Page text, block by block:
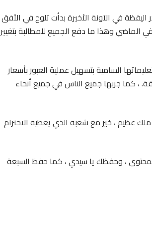
اليقظة في الآونة الأخيرة بدأت تلوح في الأفق
الماضي وهذا ما دفع الجميع للمطالبة بتغيير
السامية بتسهيل عملية العبور بأسعار
، كما جربها جميع الناس في جميع أنحاء
عظيم ، خير مع شعبه الذي يعطيه الاحترام
، وحفظك يا سيدي ، كما حفظ السبعة